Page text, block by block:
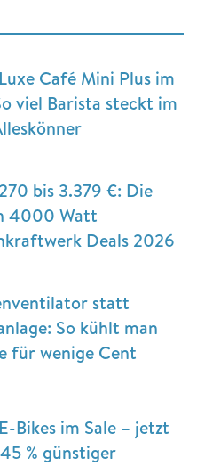
Café Mini Plus im
viel Barista steckt im
bis 3.379 €: Die
4000 Watt
Deals 2026
statt
So kühlt man
für wenige Cent
Bikes im Sale – jetzt
% günstiger